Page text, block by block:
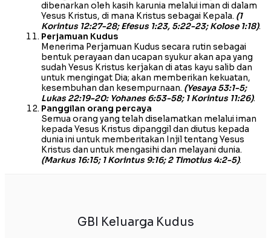
dibenarkan oleh kasih karunia melalui iman di dalam
Yesus Kristus, di mana Kristus sebagai Kepala. (1
Korintus 12:27-28; Efesus 1:23, 5:22-23; Kolose 1:18).
Perjamuan Kudus
Menerima Perjamuan Kudus secara rutin sebagai
bentuk perayaan dan ucapan syukur akan apa yang
sudah Yesus Kristus kerjakan di atas kayu salib dan
untuk mengingat Dia; akan memberikan kekuatan,
kesembuhan dan kesempurnaan. (Yesaya 53:1-5;
Lukas 22:19-20: Yohanes 6:53-58; 1 Korintus 11:26).
Panggilan orang percaya
Semua orang yang telah diselamatkan melalui iman
kepada Yesus Kristus dipanggil dan diutus kepada
dunia ini untuk memberitakan Injil tentang Yesus
Kristus dan untuk mengasihi dan melayani dunia.
(Markus 16:15; 1 Korintus 9:16; 2 Timotius 4:2-5).
GBI Keluarga Kudus